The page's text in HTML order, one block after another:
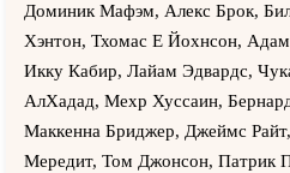
Доминик Мафэм, Алекс Брок,
Хэнтон, Тхомас Е Йохнсон,
Иккy Кабир, Лайам Эдвардс,
АлХадад, Мехр Хуссаин,
Маккенна Бриджер, Джеймс
Мередит, Том Джонсон, Патрик